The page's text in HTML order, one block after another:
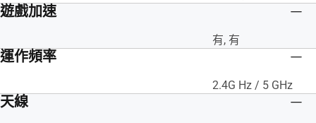
遊戲加速
有, 有
運作頻率
2.4G Hz / 5 GHz
天線